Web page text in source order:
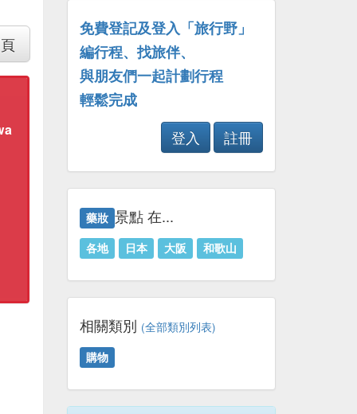
免費登記及登入「旅行野」
編行程、找旅伴、
與朋友們一起計劃行程
輕鬆完成
登入
註冊
藥妝 景點 在...
各地 日本 大阪 和歌山
相關類別 (全部類別列表)
購物